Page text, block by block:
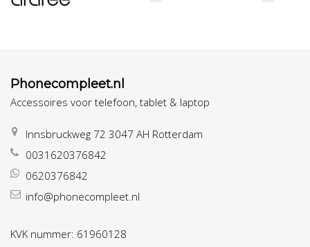
Phonecompleet.nl
Accessoires voor telefoon, tablet & laptop
Innsbruckweg 72 3047 AH Rotterdam
0031620376842
0620376842
info@phonecompleet.nl
KVK nummer: 61960128